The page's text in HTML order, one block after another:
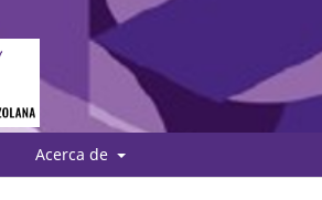
Acerca de